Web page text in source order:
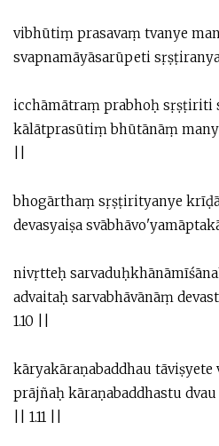
vibhūtiṃ prasavaṃ tvanye
svapnamāyāsarūpeti
icchāmātraṃ prabhoḥ sṛṣṭiriti
kālātprasūtiṃ bhūtānāṃ
bhogārthaṃ sṛṣṭirityanye
devasyaiṣa
nivṛtteḥ
advaitaḥ sarvabhāvānāṃ
1.10 ||
kāryakāraṇabaddhau tāviṣyete
prājñaḥ kāraṇabaddhastu
|| 1.11 ||